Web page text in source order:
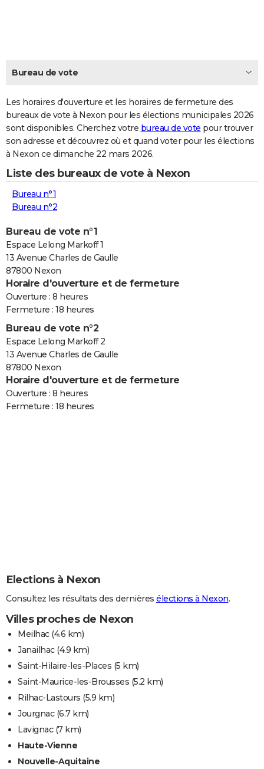
Carte de Noël
Carte Bonne année
Carte Saint-Valentin
Carte Pâques
Carte d'anniversaire
DICTIONNAIRE
Dictionnaire
Biographies
Citations
Expressions
Proverbes
PROGRAMME TV
COPAINS D'AVANT
S'inscrire
Se connecter
Lycées
Collèges
Primaires
Universités
Entreprises
Service militaire
Avis de recherche
AVIS DE DÉCÈS
FORUM
Bricolage
Lifestyle
Culture
Sport
Auto
Television
Voyage
Cinema
Bureau de vote
Les horaires d'ouverture et les horaires de fermeture des
bureaux de vote à Nexon pour les élections municipales 2026
sont disponibles. Cherchez votre bureau de vote pour trouver
son adresse et découvrez où et quand voter pour les élections
à Nexon ce dimanche 22 mars 2026.
Liste des bureaux de vote à Nexon
Bureau n°1
Bureau n°2
Bureau de vote n°1
Espace Lelong Markoff 1
13 Avenue Charles de Gaulle
87800 Nexon
Horaire d'ouverture et de fermeture
Ouverture : 8 heures
Fermeture : 18 heures
Bureau de vote n°2
Espace Lelong Markoff 2
13 Avenue Charles de Gaulle
87800 Nexon
Horaire d'ouverture et de fermeture
Ouverture : 8 heures
Fermeture : 18 heures
Elections à Nexon
Consultez les résultats des dernières élections à Nexon.
Villes proches de Nexon
Meilhac(4.6 km)
Janailhac(4.9 km)
Saint-Hilaire-les-Places (5 km)
Saint-Maurice-les-Brousses (5.2 km)
Rilhac-Lastours (5.9 km)
Jourgnac(6.7 km)
Lavignac(7 km)
Haute-Vienne
Nouvelle-Aquitaine